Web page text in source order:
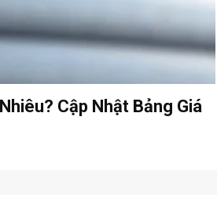
Cập Nhật Bảng Giá